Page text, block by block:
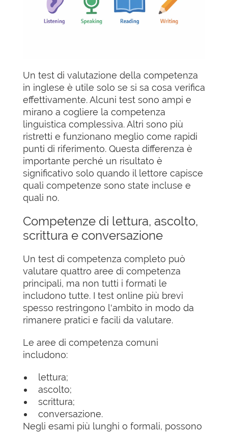
Un test di valutazione della competenza
in inglese è utile solo se si sa cosa verifica
effettivamente. Alcuni test sono ampi e
mirano a cogliere la competenza
linguistica complessiva. Altri sono più
ristretti e funzionano meglio come rapidi
punti di riferimento. Questa differenza è
importante perché un risultato è
significativo solo quando il lettore capisce
quali competenze sono state incluse e
quali no.
Competenze di lettura, ascolto,
scrittura e conversazione
Un test di competenza completo può
valutare quattro aree di competenza
principali, ma non tutti i formati le
includono tutte. I test online più brevi
spesso restringono l'ambito in modo da
rimanere pratici e facili da valutare.
Le aree di competenza comuni
includono:
lettura;
ascolto;
scrittura;
conversazione.
Negli esami più lunghi o formali, possono